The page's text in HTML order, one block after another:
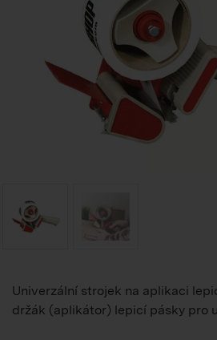
Univerzální strojek na aplikaci
držák (aplikátor) lepicí pásky pro